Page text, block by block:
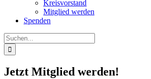
Kreisvorstand
Mitglied werden
Spenden
Suche
nach:
Jetzt Mitglied werden!